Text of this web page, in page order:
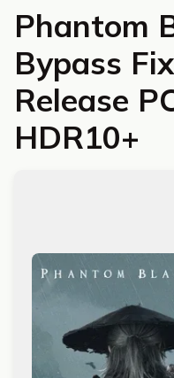
Phantom
Bypass
Release
HDR10+